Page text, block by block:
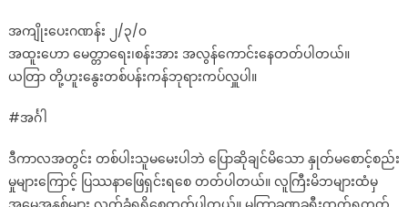
အကျိုးပေးဂဏန်း ၂/၃/၀
အထူးဟော မေတ္တာရေး၊စန်းအား အလွန်ကောင်းနေတတ်ပါတယ်။
ယတြာ တို့ဟူးနွေးတစ်ပန်းကန်ဘုရားကပ်လှူပါ။
#အင်္ဂါ
ဒီကာလအတွင်း တစ်ပါးသူမမေးပါဘဲ ပြောဆိုချင်မိသော နှုတ်မစောင့်စည်း
မှုများကြောင့် ပြဿနာဖြေရှင်းရစေ တတ်ပါတယ်။ လူကြီးမိဘများထံမှ